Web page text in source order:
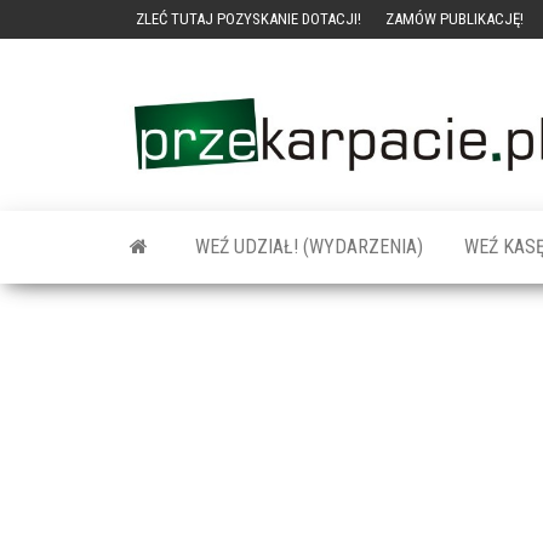
ZLEĆ TUTAJ POZYSKANIE DOTACJI! ZAMÓW PUBLIKACJĘ!
WEŹ UDZIAŁ! (WYDARZENIA) WEŹ